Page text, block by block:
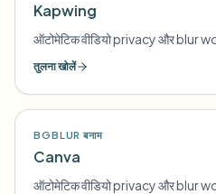
Kapwing
ऑटोमेटिक वीडियो privacy और blur
तुलना खोलें
BGBLUR बनाम
Canva
ऑटोमेटिक वीडियो privacy और blur